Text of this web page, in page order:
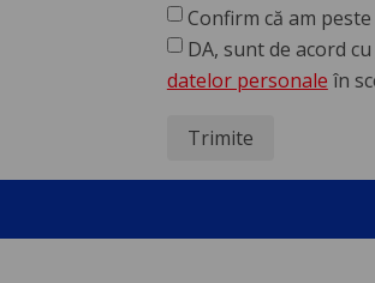
Confirm că am
DA, sunt de acord cu
datelor personale în
Trimite